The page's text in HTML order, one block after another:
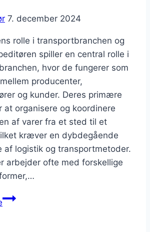
7. december 2024
rolle i transportbranchen og
spiller en central rolle i
hvor de fungerer som
producenter,
og kunder. Deres primære
at organisere og koordinere
af varer fra et sted til et
kræver en dybdegående
af logistik og transportmetoder.
arbejder ofte med forskellige
Speditør